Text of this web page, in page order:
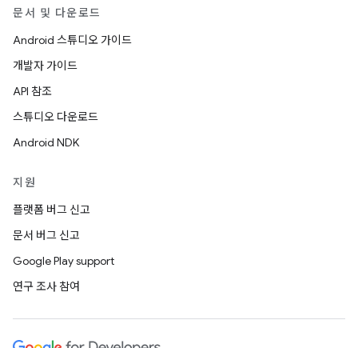
문서 및 다운로드
Android 스튜디오 가이드
개발자 가이드
API 참조
스튜디오 다운로드
Android NDK
지원
플랫폼 버그 신고
문서 버그 신고
Google Play support
연구 조사 참여